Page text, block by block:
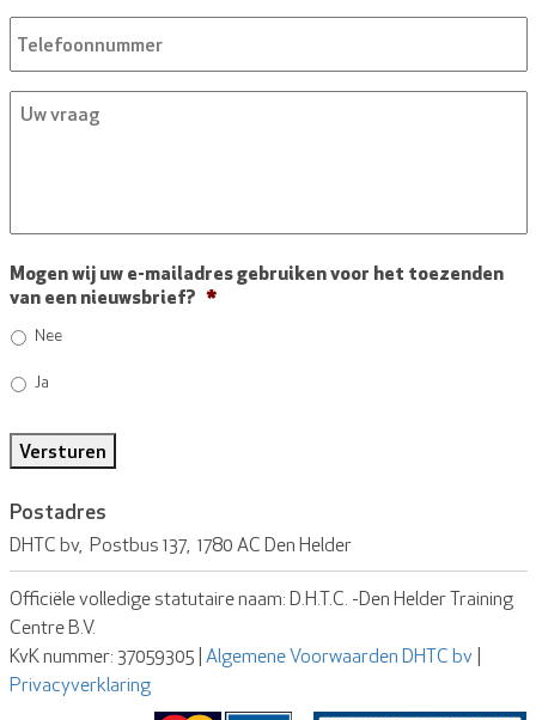
Telefoon
Uw
vraag *
Mogen wij uw e-mailadres gebruiken voor het toezenden
van een nieuwsbrief? *
Nee
Ja
Versturen
Postadres
DHTC bv, Postbus 137, 1780 AC Den Helder
Officiële volledige statutaire naam: D.H.T.C. -Den Helder Training
Centre B.V.
KvK nummer: 37059305 | Algemene Voorwaarden DHTC bv|
Privacyverklaring